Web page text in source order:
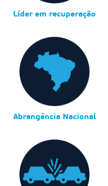
Líder em recuperação
Abrangência Nacional